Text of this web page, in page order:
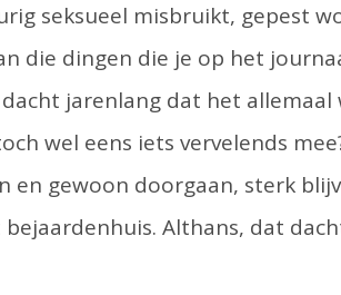
seksueel misbruikt, gepest
die dingen die je op het
jarenlang dat het allemaal
wel eens iets vervelends
en gewoon doorgaan, sterk
Althans, dat